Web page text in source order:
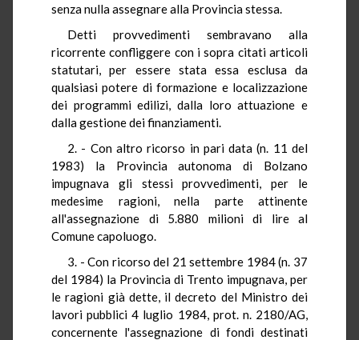
senza nulla assegnare alla Provincia stessa.
Detti provvedimenti sembravano alla
ricorrente confliggere con i sopra citati articoli
statutari, per essere stata essa esclusa da
qualsiasi potere di formazione e localizzazione
dei programmi edilizi, dalla loro attuazione e
dalla gestione dei finanziamenti.
2. - Con altro ricorso in pari data (n. 11 del
1983) la Provincia autonoma di Bolzano
impugnava gli stessi provvedimenti, per le
medesime ragioni, nella parte attinente
all'assegnazione di 5.880 milioni di lire al
Comune capoluogo.
3. - Con ricorso del 21 settembre 1984 (n. 37
del 1984) la Provincia di Trento impugnava, per
le ragioni già dette, il decreto del Ministro dei
lavori pubblici 4 luglio 1984, prot. n. 2180/AG,
concernente l'assegnazione di fondi destinati